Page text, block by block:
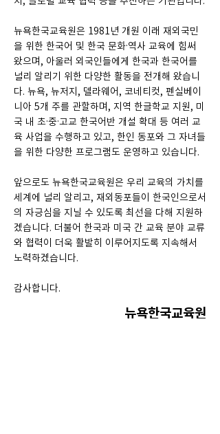
뉴욕한국교육원은 1981년 개원 이래 재외국민
을 위한 한국어 및 한국 문화·역사 교육에 힘써
왔으며, 아울러 외국인들에게 한국과 한국어를
널리 알리기 위한 다양한 활동을 전개해 왔습니
다. 뉴욕, 뉴저지, 델라웨어, 코네티컷, 펜실베이
니아 5개 주를 관할하며, 지역 한글학교 지원, 미
국 내 초·중·고교 한국어반 개설 확대 등 여러 교
육 사업을 수행하고 있고, 한인 동포와 그 자녀들
을 위한 다양한 프로그램도 운영하고 있습니다.
앞으로도 뉴욕한국교육원은 우리 교육의 가치를
세계에 널리 알리고, 재외동포들이 한국인으로서
의 자긍심을 지닐 수 있도록 최선을 다해 지원하
겠습니다. 더불어 한국과 미국 간 교육 분야 교류
와 협력이 더욱 활발히 이루어지도록 지속해서
노력하겠습니다.
감사합니다.
뉴욕한국교육원